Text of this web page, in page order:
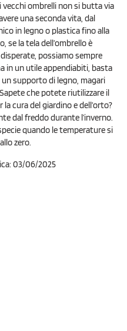
vecchi ombrelli non si butta via
una seconda vita, dal
in legno o plastica fino alla
se la tela dell’ombrello è
possiamo sempre
in un utile appendiabiti, basta
supporto di legno, magari
che potete riutilizzare il
cura del giardino e dell’orto?
dal freddo durante l’inverno.
quando le temperature si
zero.
03/06/2025